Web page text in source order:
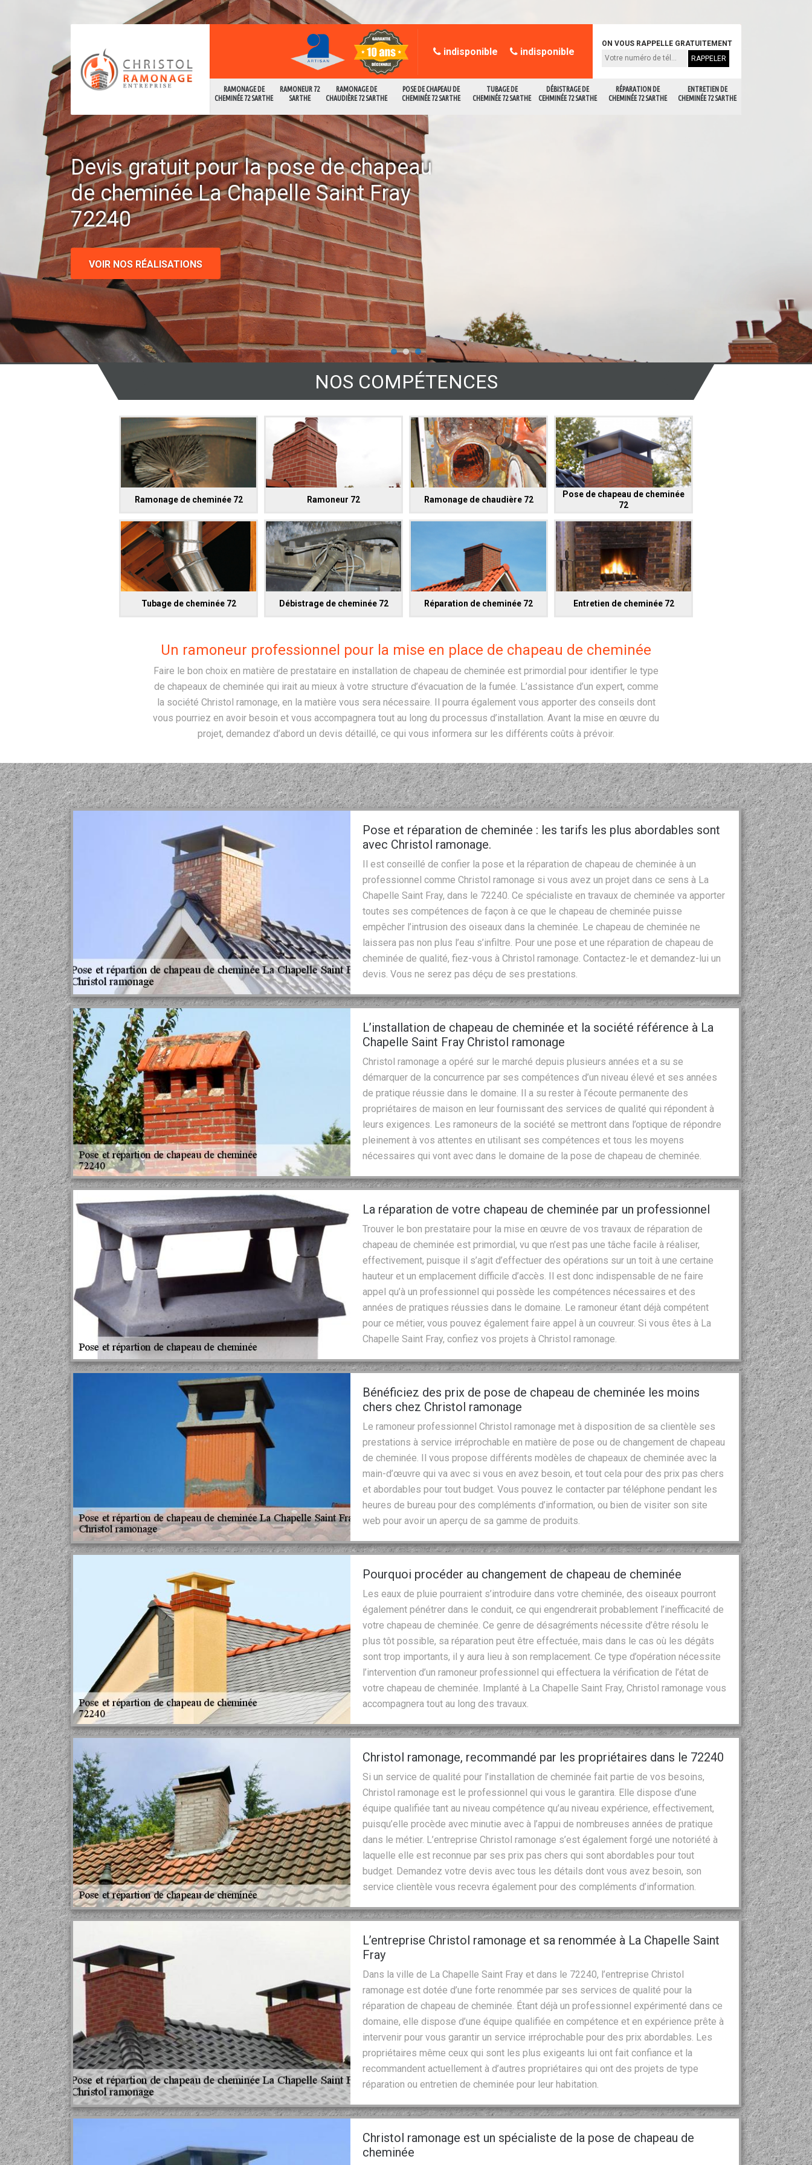
RAMONAGE DE
CHEMINÉE 72 SARTHE
RAMONEUR 72
SARTHE
RAMONAGE DE
CHAUDIÈRE 72 SARTHE
POSE DE CHAPEAU DE
CHEMINÉE 72 SARTHE
TUBAGE DE
CHEMINÉE 72 SARTHE
DÉBISTRAGE DE
CEHMINÉE 72 SARTHE
RÉPARATION DE
CHEMINÉE 72 SARTHE
ENTRETIEN DE
CHEMINÉE 72 SARTHE
indisponible indisponible
ON VOUS RAPPELLE GRATUITEMENT
Devis gratuit pour la pose de chapeau
de cheminée La Chapelle Saint Fray
72240
VOIR NOS RÉALISATIONS
NOS COMPÉTENCES
Ramonage de cheminée 72 Ramoneur 72 Ramonage de chaudière 72
Pose de chapeau de cheminée
72
Tubage de cheminée 72 Débistrage de cheminée 72 Réparation de cheminée 72 Entretien de cheminée 72
Un ramoneur professionnel pour la mise en place de chapeau de cheminée
Faire le bon choix en matière de prestataire en installation de chapeau de cheminée est primordial pour identifier le type
de chapeaux de cheminée qui irait au mieux à votre structure d’évacuation de la fumée. L’assistance d’un expert, comme
la société Christol ramonage, en la matière vous sera nécessaire. Il pourra également vous apporter des conseils dont
vous pourriez en avoir besoin et vous accompagnera tout au long du processus d’installation. Avant la mise en œuvre du
projet, demandez d’abord un devis détaillé, ce qui vous informera sur les différents coûts à prévoir.
Pose et réparation de cheminée : les tarifs les plus abordables sont
avec Christol ramonage.
Il est conseillé de confier la pose et la réparation de chapeau de cheminée à un
professionnel comme Christol ramonage si vous avez un projet dans ce sens à La
Chapelle Saint Fray, dans le 72240. Ce spécialiste en travaux de cheminée va apporter
toutes ses compétences de façon à ce que le chapeau de cheminée puisse
empêcher l’intrusion des oiseaux dans la cheminée. Le chapeau de cheminée ne
laissera pas non plus l’eau s’infiltre. Pour une pose et une réparation de chapeau de
cheminée de qualité, fiez-vous à Christol ramonage. Contactez-le et demandez-lui un
devis. Vous ne serez pas déçu de ses prestations.
L’installation de chapeau de cheminée et la société référence à La
Chapelle Saint Fray Christol ramonage
Christol ramonage a opéré sur le marché depuis plusieurs années et a su se
démarquer de la concurrence par ses compétences d’un niveau élevé et ses années
de pratique réussie dans le domaine. Il a su rester à l’écoute permanente des
propriétaires de maison en leur fournissant des services de qualité qui répondent à
leurs exigences. Les ramoneurs de la société se mettront dans l’optique de répondre
pleinement à vos attentes en utilisant ses compétences et tous les moyens
nécessaires qui vont avec dans le domaine de la pose de chapeau de cheminée.
La réparation de votre chapeau de cheminée par un professionnel
Trouver le bon prestataire pour la mise en œuvre de vos travaux de réparation de
chapeau de cheminée est primordial, vu que n’est pas une tâche facile à réaliser,
effectivement, puisque il s’agit d’effectuer des opérations sur un toit à une certaine
hauteur et un emplacement difficile d’accès. Il est donc indispensable de ne faire
appel qu’à un professionnel qui possède les compétences nécessaires et des
années de pratiques réussies dans le domaine. Le ramoneur étant déjà compétent
pour ce métier, vous pouvez également faire appel à un couvreur. Si vous êtes à La
Chapelle Saint Fray, confiez vos projets à Christol ramonage.
Bénéficiez des prix de pose de chapeau de cheminée les moins
chers chez Christol ramonage
Le ramoneur professionnel Christol ramonage met à disposition de sa clientèle ses
prestations à service irréprochable en matière de pose ou de changement de chapeau
de cheminée. Il vous propose différents modèles de chapeaux de cheminée avec la
main-d’œuvre qui va avec si vous en avez besoin, et tout cela pour des prix pas chers
et abordables pour tout budget. Vous pouvez le contacter par téléphone pendant les
heures de bureau pour des compléments d’information, ou bien de visiter son site
web pour avoir un aperçu de sa gamme de produits.
Pourquoi procéder au changement de chapeau de cheminée
Les eaux de pluie pourraient s’introduire dans votre cheminée, des oiseaux pourront
également pénétrer dans le conduit, ce qui engendrerait probablement l’inefficacité de
votre chapeau de cheminée. Ce genre de désagréments nécessite d’être résolu le
plus tôt possible, sa réparation peut être effectuée, mais dans le cas où les dégâts
sont trop importants, il y aura lieu à son remplacement. Ce type d’opération nécessite
l’intervention d’un ramoneur professionnel qui effectuera la vérification de l’état de
votre chapeau de cheminée. Implanté à La Chapelle Saint Fray, Christol ramonage vous
accompagnera tout au long des travaux.
Christol ramonage, recommandé par les propriétaires dans le 72240
Si un service de qualité pour l’installation de cheminée fait partie de vos besoins,
Christol ramonage est le professionnel qui vous le garantira. Elle dispose d’une
équipe qualifiée tant au niveau compétence qu’au niveau expérience, effectivement,
puisqu’elle procède avec minutie avec à l’appui de nombreuses années de pratique
dans le métier. L’entreprise Christol ramonage s’est également forgé une notoriété à
laquelle elle est reconnue par ses prix pas chers qui sont abordables pour tout
budget. Demandez votre devis avec tous les détails dont vous avez besoin, son
service clientèle vous recevra également pour des compléments d’information.
L’entreprise Christol ramonage et sa renommée à La Chapelle Saint
Fray
Dans la ville de La Chapelle Saint Fray et dans le 72240, l’entreprise Christol
ramonage est dotée d’une forte renommée par ses services de qualité pour la
réparation de chapeau de cheminée. Étant déjà un professionnel expérimenté dans ce
domaine, elle dispose d’une équipe qualifiée en compétence et en expérience prête à
intervenir pour vous garantir un service irréprochable pour des prix abordables. Les
propriétaires même ceux qui sont les plus exigeants lui ont fait confiance et la
recommandent actuellement à d’autres propriétaires qui ont des projets de type
réparation ou entretien de cheminée pour leur habitation.
Christol ramonage est un spécialiste de la pose de chapeau de
cheminée